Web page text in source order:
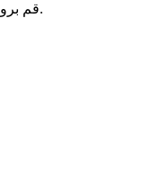
قم برواية أفلام وثائقية بتعليقات صوتية احترافية.